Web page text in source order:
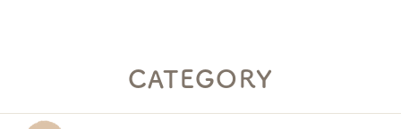
CATEGORY